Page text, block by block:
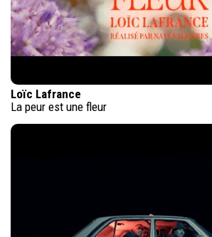
Loïc Lafrance
La peur est une fleur